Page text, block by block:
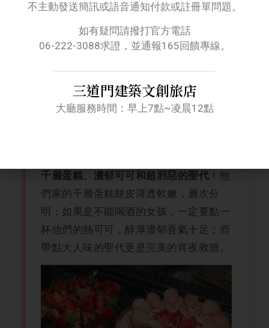
4. 根本是「被調酒耽誤的甜點
店」：注目酒吧
女孩們的旅行怎麼可以少了微醺環節？這
間藏在安平的注目酒吧，在 Threads 上
最出名的稱號竟然是「被調酒耽誤的甜點
千層蛋糕、濃郁可可和超邪惡的聖代 ！他
們家的千層蛋糕餅皮薄透軟嫩，層次分
明；如果是不能喝酒的女孩，一定要點一
杯他們的熱可可，醇厚濃郁香氣十足；而
帶點大人味的聖代更是完美的宵夜救贖。
不主動發送簡訊或語音通知付款或註冊單問題。
如有疑問請撥打官方電話
06-222-3088求證，並通報165回饋專線。
三道門建築文創旅店
大廳服務時間：早上7點~凌晨12點